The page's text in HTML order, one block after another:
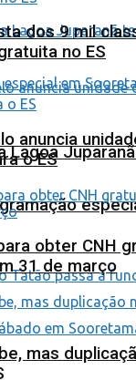
Lagoa
dos 9 mil
no ES
anuncia
o ES
obter CNH
31 de março
mas